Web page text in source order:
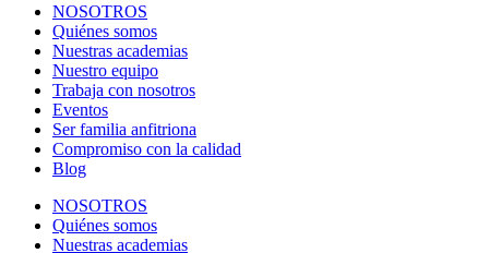
NOSOTROS
Quiénes somos
Nuestras academias
Nuestro equipo
Trabaja con nosotros
Eventos
Ser familia anfitriona
Compromiso con la calidad
Blog
NOSOTROS
Quiénes somos
Nuestras academias